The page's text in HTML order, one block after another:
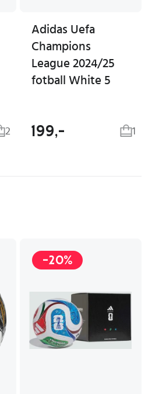
2
Adidas Uefa
Champions
League 2024/25
fotball White 5
199,- 1
-20%